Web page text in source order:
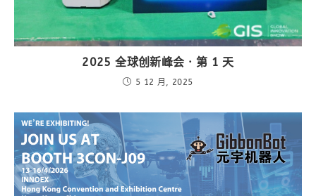
2025 全球创新峰会 · 第 1 天
5 12 月, 2025